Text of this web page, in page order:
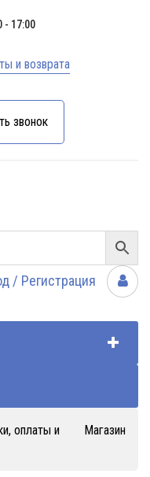
- 17:00
и возврата
звонок
/ Регистрация
оплаты и
Магазин